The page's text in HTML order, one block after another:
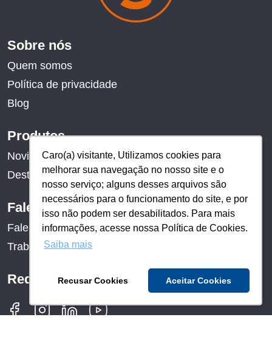
Caro(a) visitante, Utilizamos cookies para
melhorar sua navegação no nosso site e o
nosso serviço; alguns desses arquivos são
necessários para o funcionamento do site, e por
isso não podem ser desabilitados. Para mais
informações, acesse nossa Política de Cookies.
Saiba mais
Recusar Cookies Aceitar Cookies
Caro(a) visitante, Utilizamos cookies para
melhorar sua navegação no nosso site e o
nosso serviço; alguns desses arquivos são
necessários para o funcionamento do site, e por
isso não podem ser desabilitados. Para mais
informações, acesse nossa Política de Cookies.
Saiba mais
Recusar Cookies Aceitar Cookies
Sobre nós
Quem somos
Política de privacidade
Blog
Produtos
Novidades
Destaques
Fale conosco
Fale conosco
Trabalhe conosco
Redes sociais